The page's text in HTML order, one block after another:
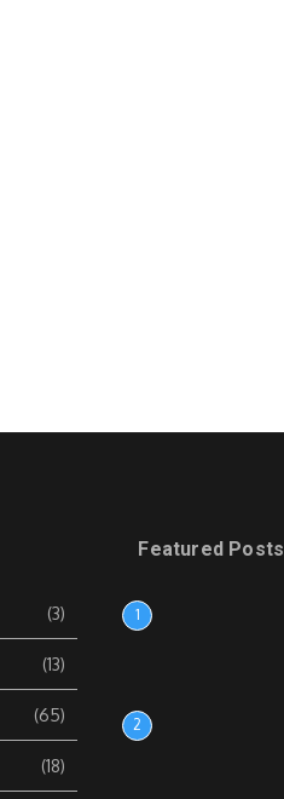
(3)
(13)
(65)
(18)
Featured Posts
1
2